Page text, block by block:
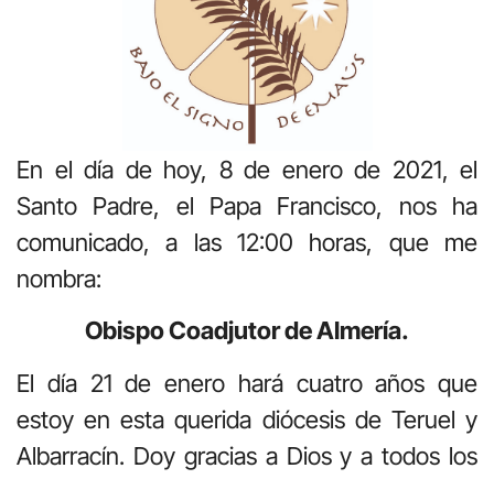
En el día de hoy, 8 de enero de 2021, el
Santo Padre, el Papa Francisco, nos ha
comunicado, a las 12:00 horas, que me
nombra:
Obispo Coadjutor de Almería.
El día 21 de enero hará cuatro años que
estoy en esta querida diócesis de Teruel y
Albarracín. Doy gracias a Dios y a todos los